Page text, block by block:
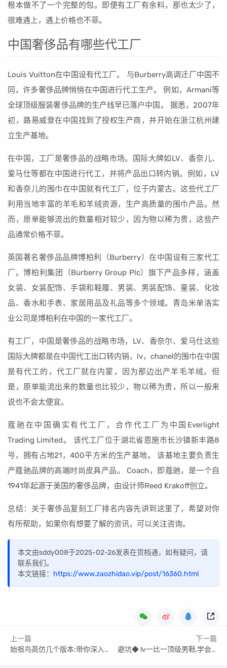
根本做不了一个完整的包。即便有工厂有余料，那也太少了，
很难遇上，遇上价格也不菲。
中国奢侈品有哪些代工厂
Louis Vuitton在中国设有代工厂。 与Burberry高调迁厂中国不
同，许多奢侈品牌悄悄在中国进行代工生产。 例如，Armani等
全球顶级服装奢侈品牌的生产线早已落户中国。 据悉，2007年
初，路易威登在中国找到了授权生产商，并开始在浙江杭州建
立生产基地。
在中国，工厂是奢侈品的战略市场。国际大牌如LV、香奈儿、
爱马仕等都在中国进行代工，并将产品出口转内销。例如，LV
和香奈儿的围巾在中国就有代工厂，位于内蒙古。这些代工厂
利用当地丰富的羊毛和羊绒资源，生产高质量的围巾产品。然
而，原单能够流出的数量相对较少，因为物以稀为贵，这些产
品通常价格不菲。
英国著名奢侈品品牌博柏利（Burberry）在中国设有三家代工
厂。博柏利集团（Burberry Group Plc）旗下产品多样，涵盖
女装、女装配饰、手袋和鞋履、男装、男装配饰、童装、化妆
品、香水和手表、家居用品及礼品等多个领域。青岛米单洛实
业公司是博柏利在中国的一家代工厂。
有工厂，中国是奢侈品的战略市场，LV、香奈尔、爱马仕这些
国际大牌都是在中国代工出口转内销，lv，chanel的围巾在中国
是有代工的，代工厂就在内蒙，因为那边出产羊毛羊绒。但
是，原单能流出来的数量也比较少，物以稀为贵，所以一般来
说也不会太便宜。
蔻驰在中国确实有代工厂，合作代工厂为中国Everlight
Trading Limited。 该代工厂位于湖北省恩施市长沙镇新丰路8
号，拥有占地21，400平方米的生产基地。 该基地主要负责生
产蔻驰品牌的高端时尚皮具产品。 Coach，即蔻驰，是一个自
1941年起源于美国的奢侈品牌，由设计师Reed Krakoff创立。
总结：关于奢侈品复刻工厂排名内容先讲到这里了，希望对你
有所帮助，如果你有想要了解的资讯，可以关注咨询。
本文由sddy008于2025-02-26发表在货档通，如有疑问，请
联系我们。
本文链接： https://www.zaozhidao.vip/post/16360.html
上一篇
始祖鸟高仿几个版本:带你深入揭秘
下一篇
避坑◆ lv一比一顶级男鞋,学会识别低货